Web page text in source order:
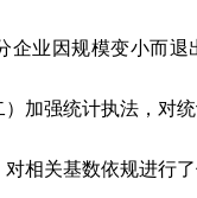
企业因规模变小而
加强统计执法，对
相关基数依规进行